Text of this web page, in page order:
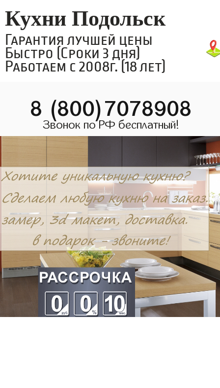
Кухни Подольск
Гарантия лучшей цены
Быстро (Сроки 3 дня)
Работаем с 2008г. (18 лет)
8 (800)7078908
Звонок по РФ бесплатный!